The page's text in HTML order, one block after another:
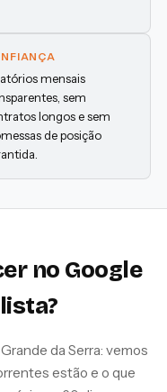
mensais
sem
longos e sem
de posição
no Google
da Serra: vemos
estão e o que